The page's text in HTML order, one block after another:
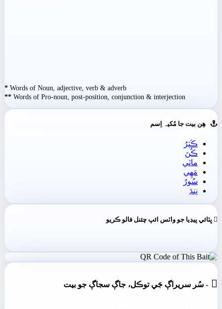
* Words of Noun, adjective, verb & adverb
** Words of Pro-noun, post-position, conjunction & interjection
ھِن بيت جا مُکيہ اِسم
ڪَپَرُ
ڪُنَ
ماٽي
مَھِي
سُورُ
نِنڊَ
ڀٽائي پيڊيا جو واٽس ائپ چئنل فالو ڪريو
 - سُر سريراڳ جَي توڪل، جاڳ سجاڳ جو بيت